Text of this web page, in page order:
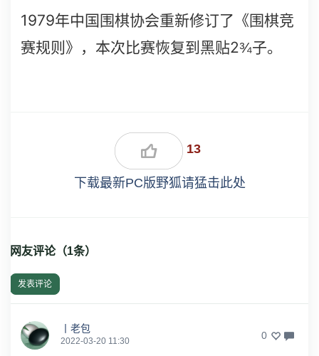
1979年中国围棋协会重新修订了《围棋竞
赛规则》，本次比赛恢复到黑贴2¾子。
13
下载最新PC版野狐请猛击此处
网友评论（1条）
发表评论
丨老包
2022-03-20 11:30 0